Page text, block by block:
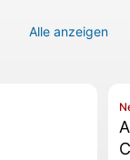
Alle anzeigen